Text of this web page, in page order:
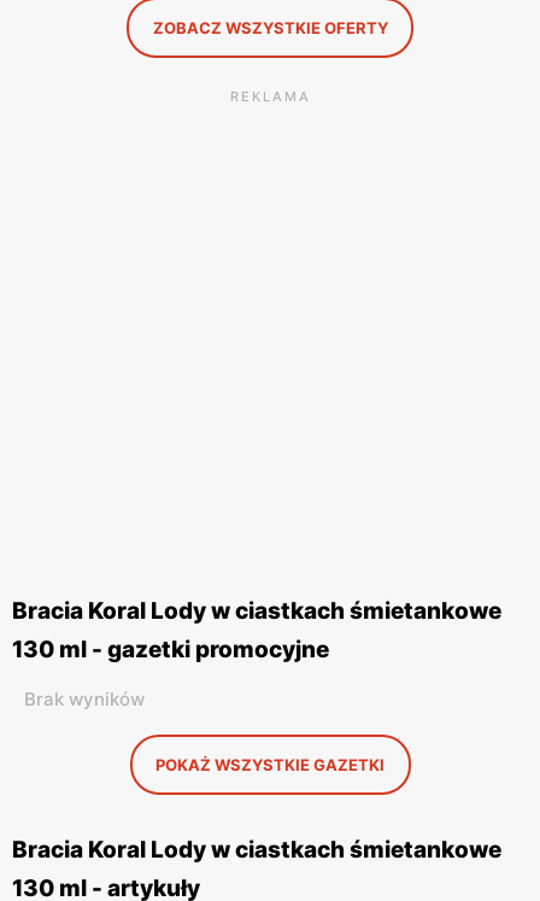
ZOBACZ WSZYSTKIE OFERTY
REKLAMA
Bracia Koral Lody w ciastkach śmietankowe
130 ml - gazetki promocyjne
Brak wyników
POKAŻ WSZYSTKIE GAZETKI
Bracia Koral Lody w ciastkach śmietankowe
130 ml - artykuły